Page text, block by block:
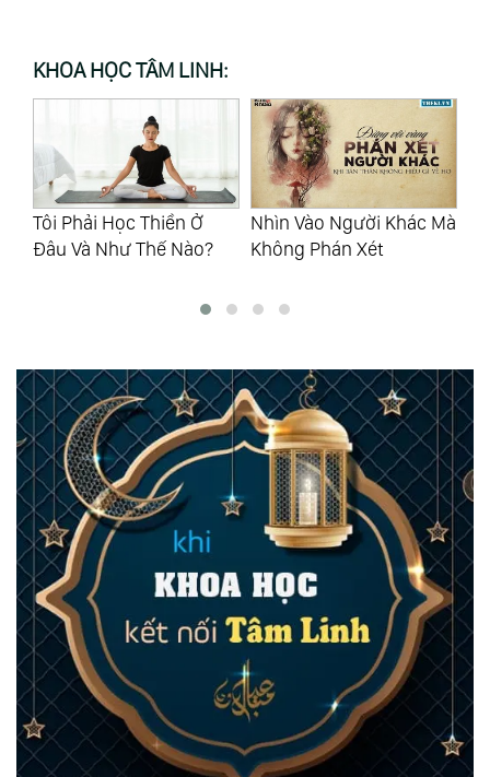
KHOA HỌC TÂM LINH:
Tôi Phải Học Thiền Ở
Đâu Và Như Thế Nào?
Nhìn Vào Người Khác Mà
Không Phán Xét